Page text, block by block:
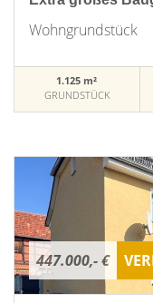
Wohngrundstück
1.125 m²
GRUNDSTÜCK
447.000,- €